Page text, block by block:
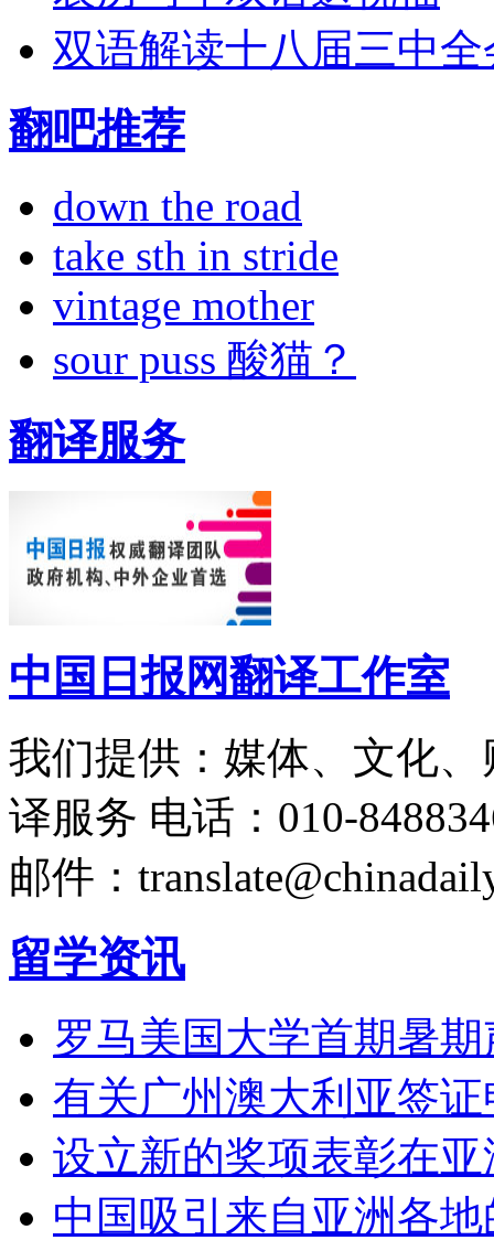
双语解读十八届三中全
翻吧推荐
down the road
take sth in stride
vintage mother
sour puss 酸猫？
翻译服务
中国日报网翻译工作室
我们提供：媒体、文化
译服务 电话：010-
邮件：
留学资讯
罗马美国大学首期暑
有关广州澳大利亚签
设立新的奖项表彰在
中国吸引来自亚洲各